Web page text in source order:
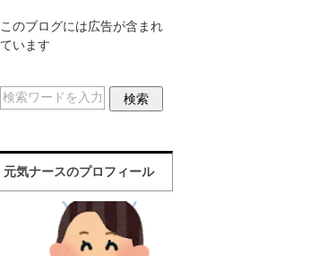
このブログには広告が含まれ
ています
元気ナースのプロフィール